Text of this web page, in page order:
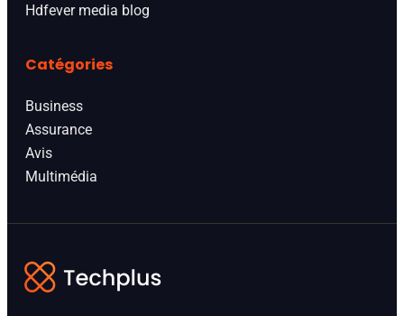
Hdfever media blog
Catégories
Business
Assurance
Avis
Multimédia